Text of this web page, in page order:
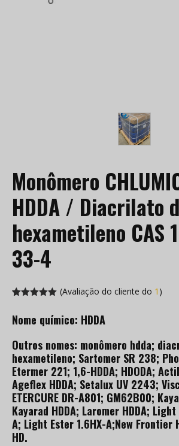
Monômero
HDDA / Diacrilato
hexametileno CAS
33-4
com base
na avaliação
clientes
(Avaliação do cliente do 1 )
Nome químico: HDDA
Outros nomes: monômero hdda;
hexametileno; Sartomer SR 238;
Etermer 221; 1,6-HDDA; HDODA;
Ageflex HDDA; Setalux UV 2243;
ETERCURE DR-A801; GM62B00;
Kayarad HDDA; Laromer HDDA;
A; Light Ester 1.6HX-A;New Frontier
HD.